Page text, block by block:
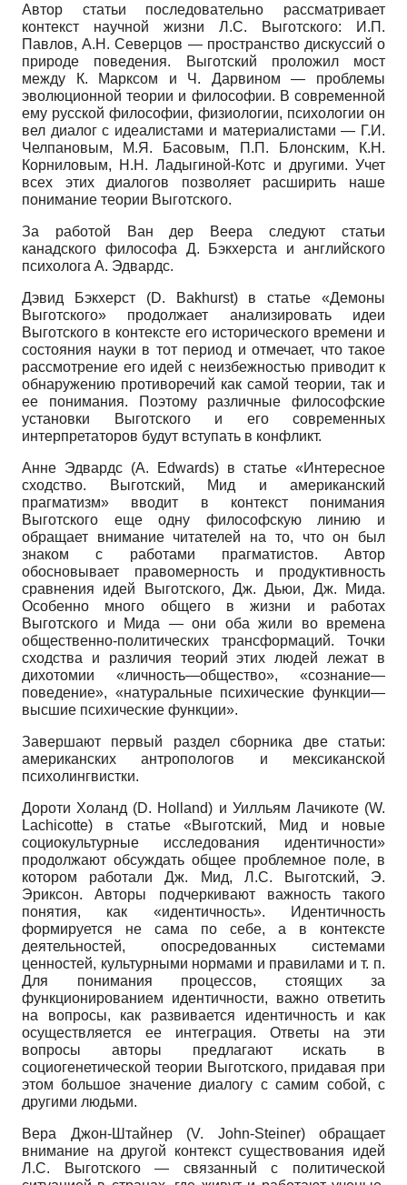
Автор статьи последовательно рассматривает
контекст научной жизни Л.С. Выготского: И.П.
Павлов, А.Н. Северцов — пространство дискуссий о
природе поведения. Выготский проложил мост
между К. Марксом и Ч. Дарвином — проблемы
эволюционной теории и философии. В современной
ему русской философии, физиологии, психологии он
вел диалог с идеалистами и материалистами — Г.И.
Челпановым, М.Я. Басовым, П.П. Блонским, К.Н.
Корниловым, Н.Н. Ладыгиной-Котс и другими. Учет
всех этих диалогов позволяет расширить наше
понимание теории Выготского.
За работой Ван дер Веера следуют статьи
канадского философа Д. Бэкхерста и английского
психолога А. Эдвардс.
Дэвид Бэкхерст (D. Bakhurst) в статье «Демоны
Выготского» продолжает анализировать идеи
Выготского в контексте его исторического времени и
состояния науки в тот период и отмечает, что такое
рассмотрение его идей с неизбежностью приводит к
обнаружению противоречий как самой теории, так и
ее понимания. Поэтому различные философские
установки Выготского и его современных
интерпретаторов будут вступать в конфликт.
Анне Эдвардс (A. Edwards) в статье «Интересное
сходство. Выготский, Мид и американский
прагматизм» вводит в контекст понимания
Выготского еще одну философскую линию и
обращает внимание читателей на то, что он был
знаком с работами прагматистов. Автор
обосновывает правомерность и продуктивность
сравнения идей Выготского, Дж. Дьюи, Дж. Мида.
Особенно много общего в жизни и работах
Выготского и Мида — они оба жили во времена
общественно-политических трансформаций. Точки
сходства и различия теорий этих людей лежат в
дихотомии «личность—общество», «сознание—
поведение», «натуральные психические функции—
высшие психические функции».
Завершают первый раздел сборника две статьи:
американских антропологов и мексиканской
психолингвистки.
Дороти Холанд (D. Holland) и Уилльям Лачикоте (W.
Lachicotte) в статье «Выготский, Мид и новые
социокультурные исследования идентичности»
продолжают обсуждать общее проблемное поле, в
котором работали Дж. Мид, Л.С. Выготский, Э.
Эриксон. Авторы подчеркивают важность такого
понятия, как «идентичность». Идентичность
формируется не сама по себе, а в контексте
деятельностей, опосредованных системами
ценностей, культурными нормами и правилами и т. п.
Для понимания процессов, стоящих за
функционированием идентичности, важно ответить
на вопросы, как развивается идентичность и как
осуществляется ее интеграция. Ответы на эти
вопросы авторы предлагают искать в
социогенетической теории Выготского, придавая при
этом большое значение диалогу с самим собой, с
другими людьми.
Вера Джон-Штайнер (V. John-Steiner) обращает
внимание на другой контекст существования идей
Л.С. Выготского — связанный с политической